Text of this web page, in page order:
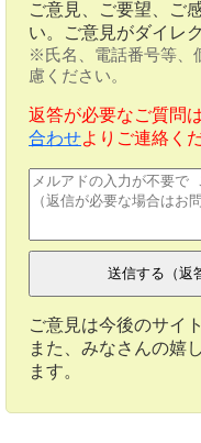
ご意見、ご要望、ご
い。ご意見がダイレ
※氏名、電話番号等、
慮ください。
返答が必要なご質問
合わせよりご連絡く
ご意見は今後のサイ
また、みなさんの嬉
ます。